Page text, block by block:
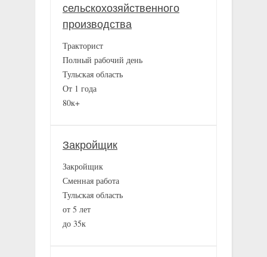
сельскохозяйственного
производства
Тракторист
Полный рабочий день
Тульская область
От 1 года
80к+
Закройщик
Закройщик
Сменная работа
Тульская область
от 5 лет
до 35к